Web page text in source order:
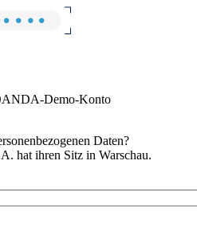
Demo-Konto
Daten?
hat ihren Sitz in Warschau.